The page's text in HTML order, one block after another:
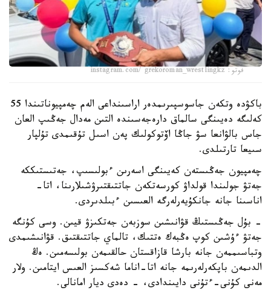
فوتو: instagram.com/ grekoroman_wrestlingkz
باكۋدە وتكەن جاسوسپىرىمدەر اراسىنداعى الەم چەمپيوناتىندا 55
كەلىگە دەيىنگى سالماق دارەجەسىندە التىن مەدال جەڭىپ العان
جاس بالۋانعا سۋ جاڭا اۆتوكولىك پەن اسىل تۇقىمدى تۇلپار
سىيعا تارتىلدى.
چەمپيون جەڭىستەن كەيىنگى اسەرىن ءبولىسىپ، جەتىستىككە
جەتۋ جولىندا قولداۋ كورسەتكەن جاتتىقتىرۋشىلارىنا، اتا-
اناسىنا جانە جانكۇيەرلەرگە العىسىن ءبىلدىردى.
- بۇل جەڭىستىڭ قۋانىشىن سوزبەن جەتكىزۋ قيىن. وسى كۇنگە
جەتۋ ءۇشىن كوپ ەڭبەك ەتتىك، تالماي جاتتىقتىق. قۋانىشىمدى
وتباسىممەن جانە بارشا قازاقستان حالقىمەن بولىسەمىن. ەڭ
الدىمەن باپكەرلەرىمە جانە اتا-اناما شەكسىز العىس ايتامىن. ولار
مەنى كۇنى-ءتۇنى دايىندادى، - دەدى ديار امانالى.